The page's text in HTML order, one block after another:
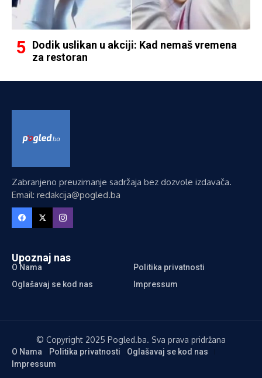
Dodik uslikan u akciji: Kad nemaš vremena
za restoran
Zabranjeno preuzimanje sadržaja bez dozvole izdavača.
Email: redakcija@pogled.ba
Upoznaj nas
O Nama
Politika privatnosti
Oglašavaj se kod nas
Impressum
© Copyright 2025 Pogled.ba. Sva prava pridržana
O Nama Politika privatnosti
Oglašavaj se kod nas
Impressum